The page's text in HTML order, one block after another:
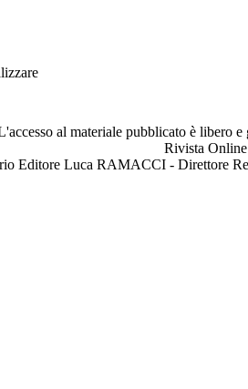
al materiale pubblicato è libero
Rivista
Editore Luca RAMACCI - Direttore